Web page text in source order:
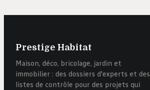
Prestige Habitat
Maison, déco, bricolage, jardin et
immobilier : des dossiers d'experts et des
listes de contrôle pour des projets qui